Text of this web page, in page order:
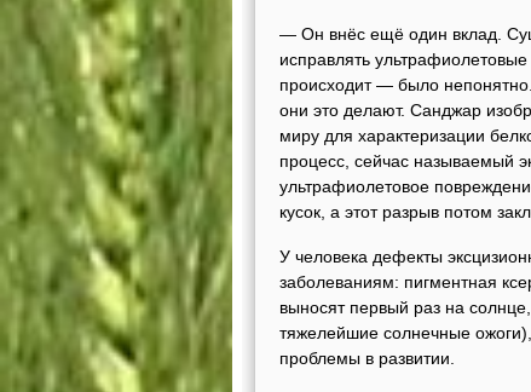
— Он внёс ещё один вклад.
исправлять
происходит — было
они это делают. Санджар
миру для характеризации
процесс, сейчас называемый
ультрафиолетовое
кусок, а этот разрыв потом
У человека дефекты
заболеваниям: пигментная
выносят первый раз на
тяжелейшие солнечные
проблемы в развитии.